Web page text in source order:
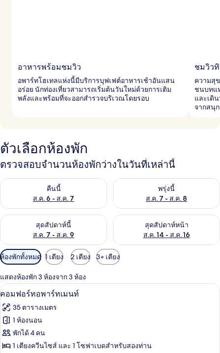
อาหารพร้อมชมวิว
อพาร์ทโฮเทลแห่งนี้มีบริการบุฟเฟต์อาหารเช้าอันแสน
อร่อย นักท่องเที่ยวสามารถเริ่มต้นวันใหม่ด้วยการเติม
พลังและพร้อมที่จะออกสำรวจบริเวณโดยรอบ
ชมวิว
ความสุ
ชนบทแ
และเดิ
จากสนุ
ตัวเลือกห้องพัก
ตรวจสอบจำนวนห้องพักว่างในวันที่เหล่านี้
คืนนี้
ส.ค. 6 - ส.ค. 7
ตรวจสอบจำนวนห้องพักว่างในคืนนี้ ส.ค. 6 - ส.ค. 7พรุ่งนี้
ส.ค. 7 - ส.ค. 8
ตรวจสอบจำนวนห้องพักว่างใน
สุดสัปดาห์นี้
ส.ค. 7 - ส.ค. 9
ตรวจสอบจำนวนห้องพักว่างในสุดสัปดาห์นี้ ส.ค. 7 - ส.ค. 9
สุดสัปดาห์หน้า
ส.ค. 14 - ส.ค. 16
ตรวจสอบจำนวนห้องพักว่างใน
ตัว
กรอง
ที่
มี
ให้
สำหรับ
ห้อง
พัก
ห้องพักทั้งหมด 1 เตียง 2 เตียง 3+ เตียง
แสดงห้องพัก 3 ห้องจาก 3 ห้อง
เปิด
ภาพถ่าย
ทั้งหมด
ของ
คอมฟอร์ท
9
คอมฟอร์ทอพาร์ทเมนท์
35 ตารางเมตร
1 ห้องนอน
พักได้ 4 คน
1 เตียงควีนไซส์ และ 1 โซฟาเบดสำหรับสองท่าน